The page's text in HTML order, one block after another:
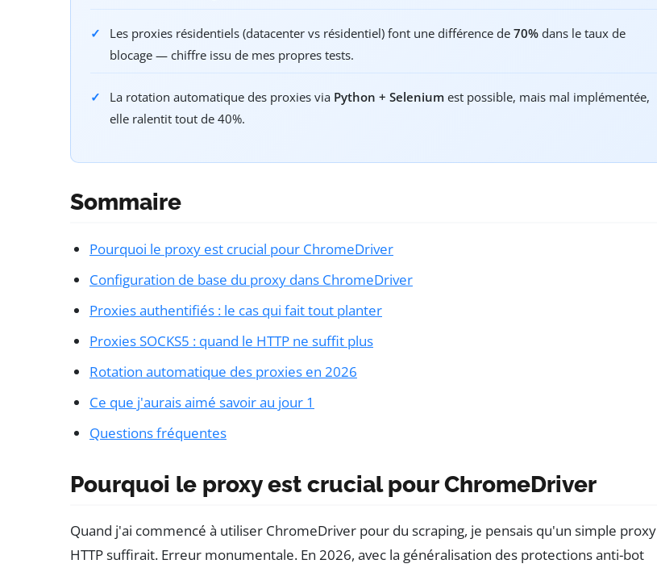
Les proxies résidentiels (datacenter vs résidentiel) font une différence de 70% dans le taux de
blocage — chiffre issu de mes propres tests.
La rotation automatique des proxies via Python + Selenium est possible, mais mal implémentée,
elle ralentit tout de 40%.
Sommaire
Pourquoi le proxy est crucial pour ChromeDriver
Configuration de base du proxy dans ChromeDriver
Proxies authentifiés : le cas qui fait tout planter
Proxies SOCKS5 : quand le HTTP ne suffit plus
Rotation automatique des proxies en 2026
Ce que j'aurais aimé savoir au jour 1
Questions fréquentes
Pourquoi le proxy est crucial pour ChromeDriver
Quand j'ai commencé à utiliser ChromeDriver pour du scraping, je pensais qu'un simple proxy
HTTP suffirait. Erreur monumentale. En 2026, avec la généralisation des protections anti-bot